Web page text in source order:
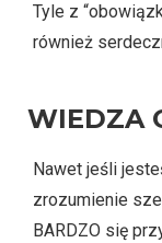
Tyle z
również
WIEDZA
Nawet jeśli
zrozumienie
BARDZO się